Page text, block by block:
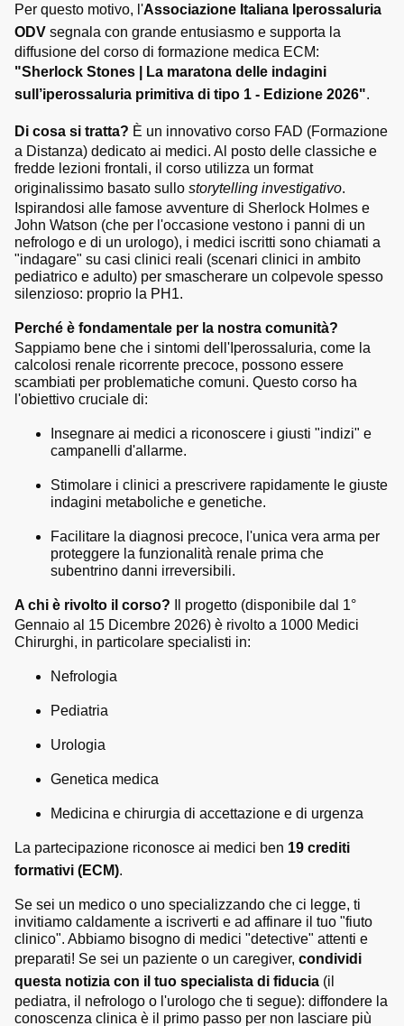
Per questo motivo, l'Associazione Italiana Iperossaluria
ODV segnala con grande entusiasmo e supporta la
diffusione del corso di formazione medica ECM:
"Sherlock Stones | La maratona delle indagini
sull’iperossaluria primitiva di tipo 1 - Edizione 2026".
Di cosa si tratta? È un innovativo corso FAD (Formazione
a Distanza) dedicato ai medici. Al posto delle classiche e
fredde lezioni frontali, il corso utilizza un format
originalissimo basato sullo storytelling investigativo.
Ispirandosi alle famose avventure di Sherlock Holmes e
John Watson (che per l'occasione vestono i panni di un
nefrologo e di un urologo), i medici iscritti sono chiamati a
"indagare" su casi clinici reali (scenari clinici in ambito
pediatrico e adulto) per smascherare un colpevole spesso
silenzioso: proprio la PH1.
Perché è fondamentale per la nostra comunità?
Sappiamo bene che i sintomi dell'Iperossaluria, come la
calcolosi renale ricorrente precoce, possono essere
scambiati per problematiche comuni. Questo corso ha
l'obiettivo cruciale di:
Insegnare ai medici a riconoscere i giusti "indizi" e
campanelli d'allarme.
Stimolare i clinici a prescrivere rapidamente le giuste
indagini metaboliche e genetiche.
Facilitare la diagnosi precoce, l'unica vera arma per
proteggere la funzionalità renale prima che
subentrino danni irreversibili.
A chi è rivolto il corso? Il progetto (disponibile dal 1°
Gennaio al 15 Dicembre 2026) è rivolto a 1000 Medici
Chirurghi, in particolare specialisti in:
Nefrologia
Pediatria
Urologia
Genetica medica
Medicina e chirurgia di accettazione e di urgenza
La partecipazione riconosce ai medici ben 19 crediti
formativi (ECM).
Se sei un medico o uno specializzando che ci legge, ti
invitiamo caldamente a iscriverti e ad affinare il tuo "fiuto
clinico". Abbiamo bisogno di medici "detective" attenti e
preparati! Se sei un paziente o un caregiver, condividi
questa notizia con il tuo specialista di fiducia (il
pediatra, il nefrologo o l'urologo che ti segue): diffondere la
conoscenza clinica è il primo passo per non lasciare più